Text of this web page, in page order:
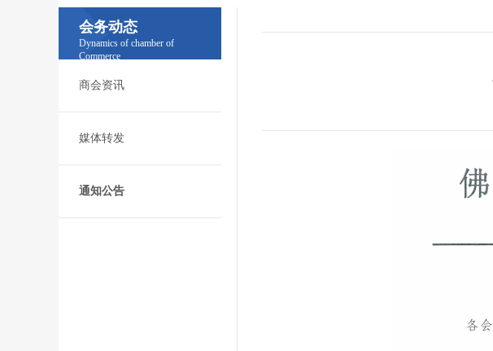
会务动态
Dynamics of chamber of
Commerce
商会资讯
媒体转发
通知公告